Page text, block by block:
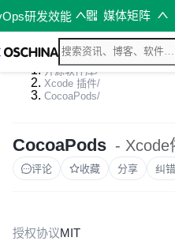
研发效能 媒体矩阵
开源软件库/
Xcode 插件/
CocoaPods/
CocoaPods - Xcode
评论 收藏 分享 纠错
授权协议MIT